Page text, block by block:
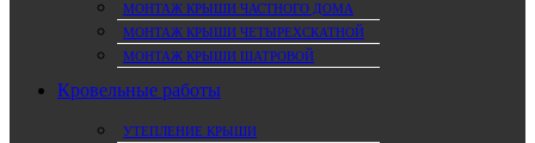
МОНТАЖ КРЫШИ ЧАСТНОГО ДОМА
МОНТАЖ КРЫШИ ЧЕТЫРЕХСКАТНОЙ
МОНТАЖ КРЫШИ ШАТРОВОЙ
Кровельные работы
УТЕПЛЕНИЕ КРЫШИ